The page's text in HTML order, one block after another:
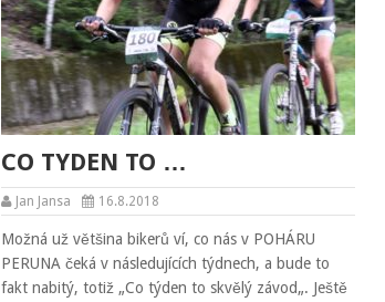
CO TYDEN TO …
Jan Jansa 16.8.2018
Možná už většina bikerů ví, co nás v POHÁRU
PERUNA čeká v následujících týdnech, a bude to
fakt nabitý, totiž „Co týden to skvělý závod„. Ještě